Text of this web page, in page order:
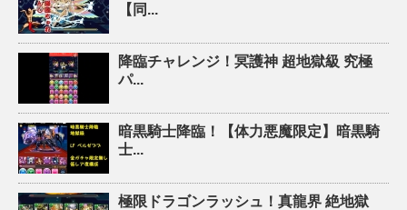
【同...
降臨チャレンジ！冥護神 超地獄級 究極
パ...
暗黒騎士降臨！【体力悪魔限定】暗黒騎
士...
極限ドラゴンラッシュ！真龍界 絶地獄